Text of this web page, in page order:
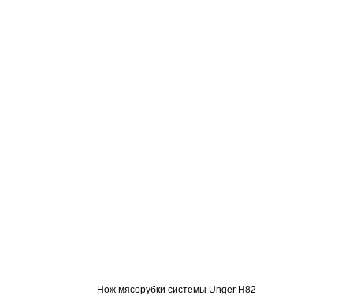
Нож мясорубки системы Unger H82